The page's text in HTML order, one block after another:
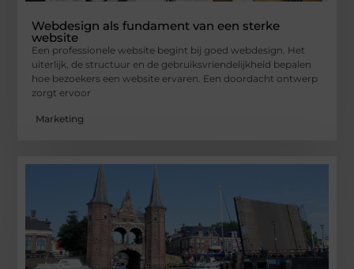
Webdesign als fundament van een sterke
website
Een professionele website begint bij goed webdesign. Het
uiterlijk, de structuur en de gebruiksvriendelijkheid bepalen
hoe bezoekers een website ervaren. Een doordacht ontwerp
zorgt ervoor
Marketing